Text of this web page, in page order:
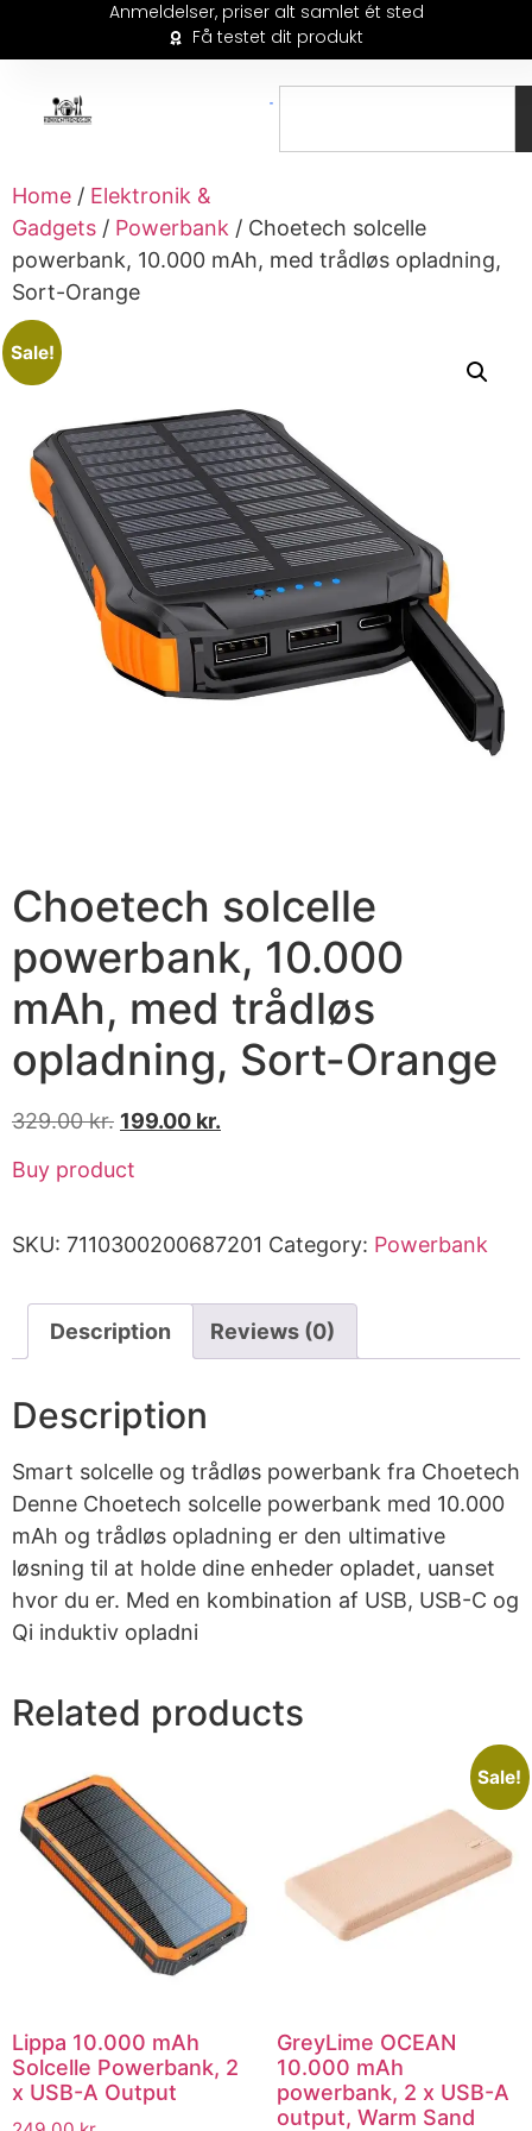
Anmeldelser, priser alt samlet ét sted
Få testet dit produkt
Home / Elektronik &
Gadgets / Powerbank / Choetech solcelle
powerbank, 10.000 mAh, med trådløs opladning,
Sort-Orange
Sale!
Choetech solcelle
powerbank, 10.000
mAh, med trådløs
opladning, Sort-Orange
329.00kr. 199.00 kr.
Buy product
SKU: 7110300200687201 Category: Powerbank
Description Reviews (0)
Description
Smart solcelle og trådløs powerbank fra Choetech
Denne Choetech solcelle powerbank med 10.000
mAh og trådløs opladning er den ultimative
løsning til at holde dine enheder opladet, uanset
hvor du er. Med en kombination af USB, USB-C og
Qi induktiv opladni
Related products
Lippa 10.000 mAh
Solcelle Powerbank, 2
x USB-A Output
Sale!
GreyLime OCEAN
10.000 mAh
powerbank, 2 x USB-A
output, Warm Sand